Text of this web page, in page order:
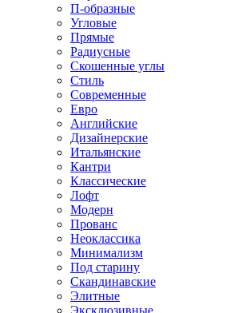
П-образные
Угловые
Прямые
Радиусные
Скошенные углы
Стиль
Современные
Евро
Английские
Дизайнерские
Итальянские
Кантри
Классические
Лофт
Модерн
Прованс
Неоклассика
Минимализм
Под старину
Скандинавские
Элитные
Эксклюзивные